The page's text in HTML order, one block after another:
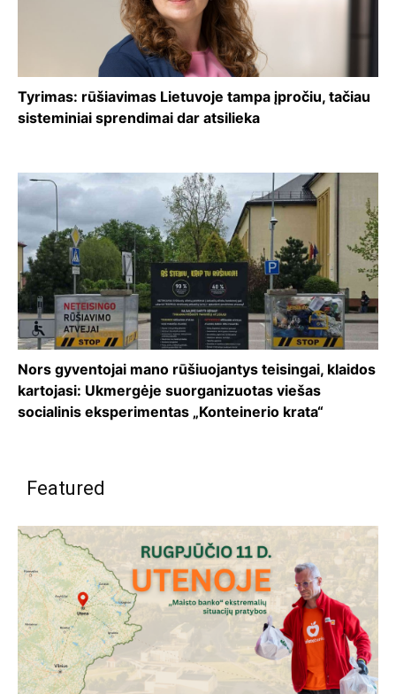
Tyrimas: rūšiavimas Lietuvoje tampa įpročiu, tačiau
sisteminiai sprendimai dar atsilieka
Nors gyventojai mano rūšiuojantys teisingai, klaidos
kartojasi: Ukmergėje suorganizuotas viešas
socialinis eksperimentas „Konteinerio krata“
Featured